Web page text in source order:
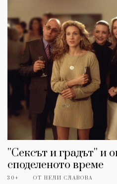
''Сексът и градът'' и
споделеното време
30+ ОТ НЕЛИ СЛАВОВА